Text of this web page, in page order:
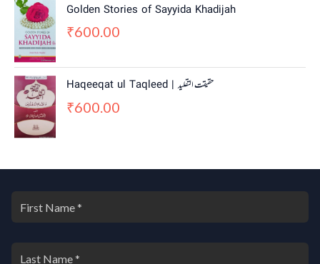
Golden Stories of Sayyida Khadijah
₹600.00
Haqeeqat ul Taqleed | حقیقت التقلید
₹600.00